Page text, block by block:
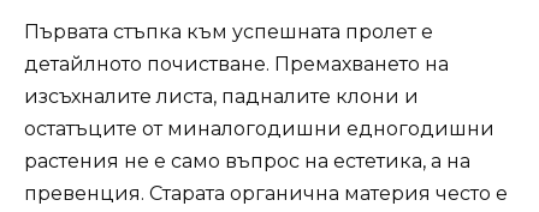
Първата стъпка към успешната пролет е
детайлното почистване. Премахването на
изсъхналите листа, падналите клони и
остатъците от миналогодишни едногодишни
растения не е само въпрос на естетика, а на
превенция. Старата органична материя често е